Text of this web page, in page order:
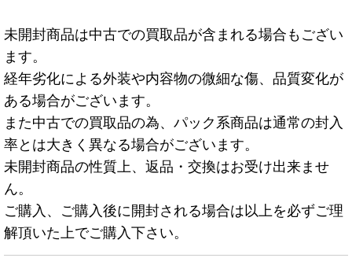
未開封商品は中古での買取品が含まれる場合もござい
ます。
経年劣化による外装や内容物の微細な傷、品質変化が
ある場合がございます。
また中古での買取品の為、パック系商品は通常の封入
率とは大きく異なる場合がございます。
未開封商品の性質上、返品・交換はお受け出来ませ
ん。
ご購入、ご購入後に開封される場合は以上を必ずご理
解頂いた上でご購入下さい。